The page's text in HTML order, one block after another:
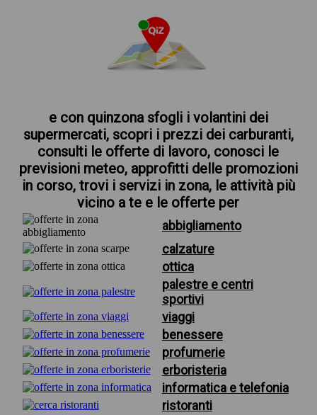
e con quinzona sfogli i volantini dei
supermercati, scopri i prezzi dei carburanti,
consulti le offerte di lavoro, conosci le
previsioni meteo, approfitti delle promozioni
in corso, trovi i servizi in zona, le attività più
vicino a te e le offerte per
abbigliamento
calzature
ottica
palestre e centri
sportivi
viaggi
benessere
profumerie
erboristeria
informatica e telefonia
ristoranti